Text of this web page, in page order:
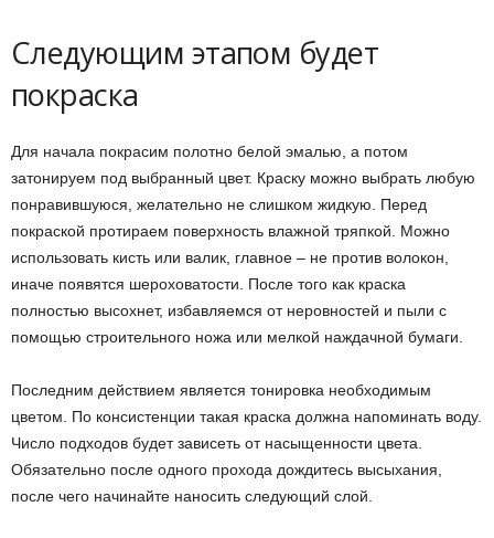
Следующим этапом будет
покраска
Для начала покрасим полотно белой эмалью, а потом
затонируем под выбранный цвет. Краску можно выбрать любую
понравившуюся, желательно не слишком жидкую. Перед
покраской протираем поверхность влажной тряпкой. Можно
использовать кисть или валик, главное – не против волокон,
иначе появятся шероховатости. После того как краска
полностью высохнет, избавляемся от неровностей и пыли с
помощью строительного ножа или мелкой наждачной бумаги.
Последним действием является тонировка необходимым
цветом. По консистенции такая краска должна напоминать воду.
Число подходов будет зависеть от насыщенности цвета.
Обязательно после одного прохода дождитесь высыхания,
после чего начинайте наносить следующий слой.